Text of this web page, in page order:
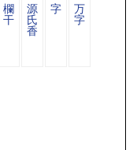
欄
干
源
氏
香
字 万
字